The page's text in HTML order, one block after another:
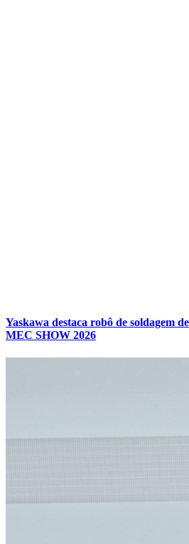
Yaskawa destaca robô de soldagem
MEC SHOW 2026